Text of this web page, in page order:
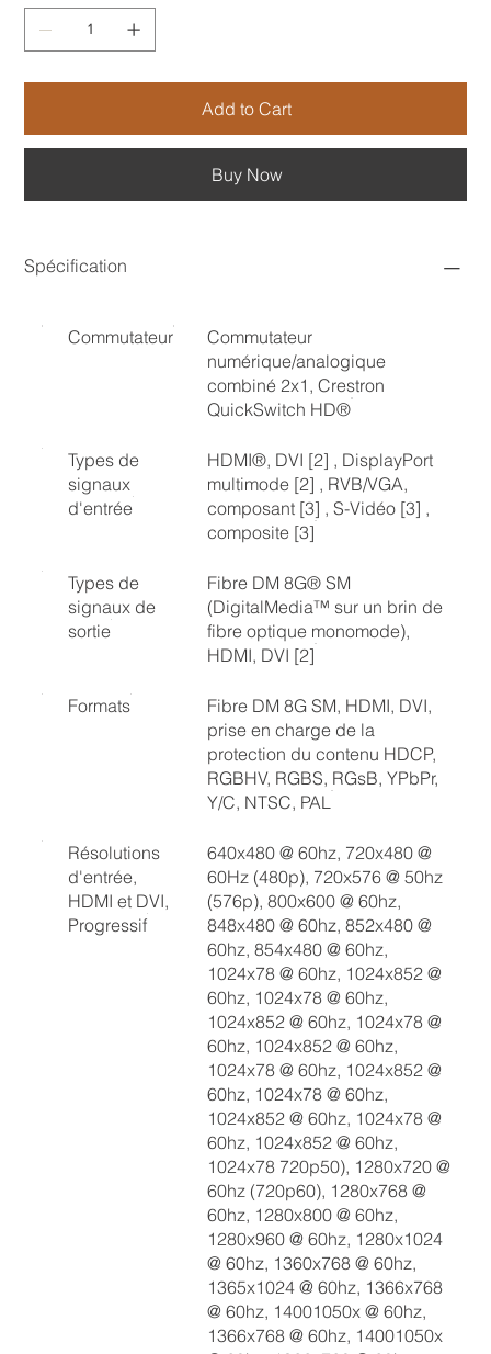
Add to Cart
Buy Now
Spécification
Commutateur
Commutateur
numérique/analogique
combiné 2x1, Crestron
QuickSwitch HD®
Types de
signaux
d'entrée
HDMI®, DVI [2] , DisplayPort
multimode [2] , RVB/VGA,
composant [3] , S-Vidéo [3] ,
composite [3]
Types de
signaux de
sortie
Fibre DM 8G® SM
(DigitalMedia™ sur un brin de
fibre optique monomode),
HDMI, DVI [2]
Formats
Fibre DM 8G SM, HDMI, DVI,
prise en charge de la
protection du contenu HDCP,
RGBHV, RGBS, RGsB, YPbPr,
Y/C, NTSC, PAL
Résolutions
d'entrée,
HDMI et DVI,
Progressif
640x480 @ 60hz, 720x480 @
60Hz (480p), 720x576 @ 50hz
(576p), 800x600 @ 60hz,
848x480 @ 60hz, 852x480 @
60hz, 854x480 @ 60hz,
1024x78 @ 60hz, 1024x852 @
60hz, 1024x78 @ 60hz,
1024x852 @ 60hz, 1024x78 @
60hz, 1024x852 @ 60hz,
1024x78 @ 60hz, 1024x852 @
60hz, 1024x78 @ 60hz,
1024x852 @ 60hz, 1024x78 @
60hz, 1024x852 @ 60hz,
1024x78 720p50), 1280x720 @
60hz (720p60), 1280x768 @
60hz, 1280x800 @ 60hz,
1280x960 @ 60hz, 1280x1024
@ 60hz, 1360x768 @ 60hz,
1365x1024 @ 60hz, 1366x768
@ 60hz, 14001050x @ 60hz,
1366x768 @ 60hz, 14001050x